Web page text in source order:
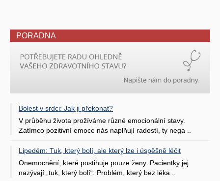
PORADNA
Bolest v srdci: Jak ji překonat?
V průběhu života prožíváme různé emocionální stavy.
Zatímco pozitivní emoce nás naplňují radostí, ty nega ..
Lipedém: Tuk, který bolí, ale který lze i úspěšně léčit
Onemocnění, které postihuje pouze ženy. Pacientky jej
nazývají „tuk, který bolí“. Problém, který bez léka ..